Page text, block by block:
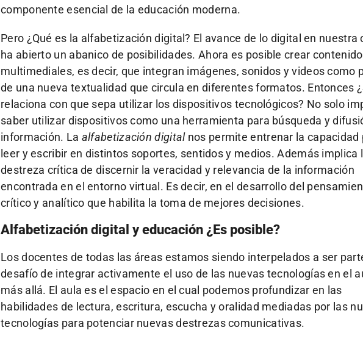
componente esencial de la educación moderna.
Pero ¿Qué es la alfabetización digital? El avance de lo digital en nuestra
ha abierto un abanico de posibilidades. Ahora es posible crear
multimediales, es decir, que integran imágenes, sonidos y videos como
de una nueva textualidad que circula en diferentes formatos. Entonces
relaciona con que sepa utilizar los dispositivos tecnológicos? No solo
saber utilizar dispositivos como una herramienta para búsqueda y
información. La alfabetización digitalnos permite entrenar la capacidad
leer y escribir en distintos soportes, sentidos y medios. Además implica
destreza crítica de discernir la veracidad y relevancia de la información
encontrada en el entorno virtual. Es decir, en el desarrollo del
crítico y analítico que habilita la toma de mejores decisiones.
Alfabetización digital y educación ¿Es posible?
Los docentes de todas las áreas estamos siendo interpelados a ser
desafío de integrar activamente el uso de las nuevas tecnologías en el
más allá. El aula es el espacio en el cual podemos profundizar en las
habilidades de lectura, escritura, escucha y oralidad mediadas por las
tecnologías para potenciar nuevas destrezas comunicativas.